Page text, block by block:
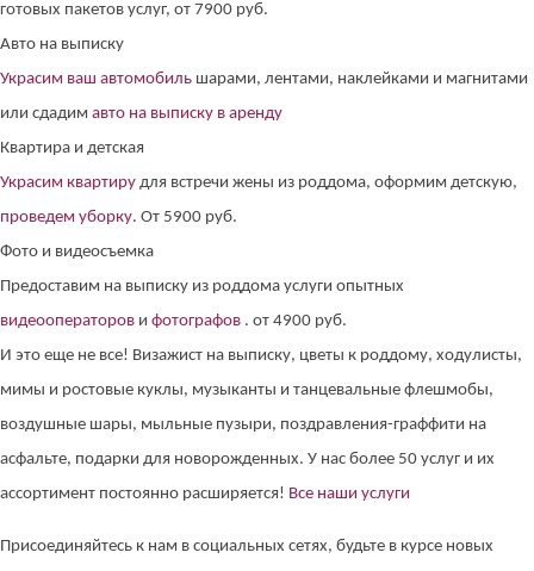
готовых пакетов услуг, от 7900 руб.
Авто на выписку
Украсим ваш автомобиль шарами, лентами, наклейками и магнитами
или сдадим авто на выписку в аренду
Квартира и детская
Украсим квартиру для встречи жены из роддома, оформим детскую,
проведем уборку. От 5900 руб.
Фото и видеосъемка
Предоставим на выписку из роддома услуги опытных
видеооператоров и фотографов . от 4900 руб.
И это еще не все! Визажист на выписку, цветы к роддому, ходулисты,
мимы и ростовые куклы, музыканты и танцевальные флешмобы,
воздушные шары, мыльные пузыри, поздравления-граффити на
асфальте, подарки для новорожденных. У нас более 50 услуг и их
ассортимент постоянно расширяется! Все наши услуги
Присоединяйтесь к нам в социальных сетях, будьте в курсе новых